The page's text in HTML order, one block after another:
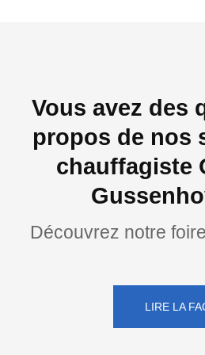
Vous avez des
propos de nos
chauffagiste
Découvrez notre
LIRE LA